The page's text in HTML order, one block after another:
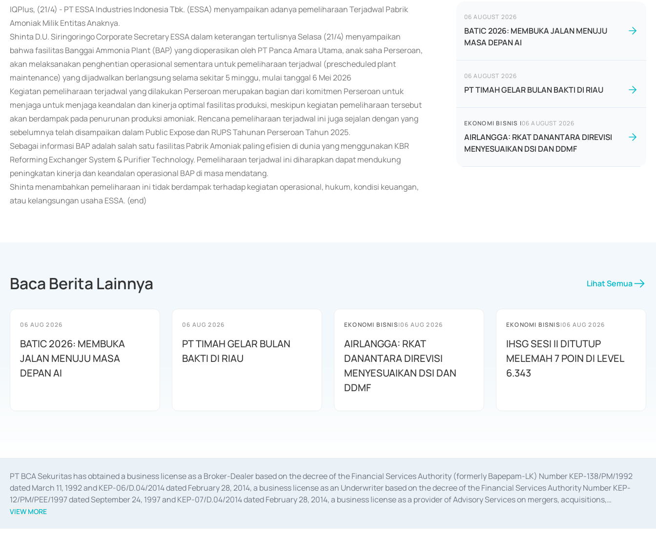
IQPlus, (21/4) - PT ESSA Industries Indonesia Tbk. (ESSA) menyampaikan adanya pemeliharaan Terjadwal Pabrik
Amoniak Milik Entitas Anaknya.
Shinta D.U. Siringoringo Corporate Secretary ESSA dalam keterangan tertulisnya Selasa (21/4) menyampaikan
bahwa fasilitas Banggai Ammonia Plant (BAP) yang dioperasikan oleh PT Panca Amara Utama, anak saha Perseroan,
akan melaksanakan penghentian operasional sementara untuk pemeliharaan terjadwal (prescheduled plant
maintenance) yang dijadwalkan berlangsung selama sekitar 5 minggu, mulai tanggal 6 Mei 2026
Kegiatan pemeliharaan terjadwal yang dilakukan Perseroan merupakan bagian dari komitmen Perseroan untuk
menjaga untuk menjaga keandalan dan kinerja optimal fasilitas produksi, meskipun kegiatan pemeliharaan tersebut
akan berdampak pada penurunan produksi amoniak. Rencana pemeliharaan terjadwal ini juga sejalan dengan yang
sebelumnya telah disampaikan dalam Public Expose dan RUPS Tahunan Perseroan Tahun 2025.
Sebagai informasi BAP adalah salah satu fasilitas Pabrik Amoniak paling efisien di dunia yang menggunakan KBR
Reforming Exchanger System & Purifier Technology. Pemeliharaan terjadwal ini diharapkan dapat mendukung
peningkatan kinerja dan keandalan operasional BAP di masa mendatang.
Shinta menambahkan pemeliharaan ini tidak berdampak terhadap kegiatan operasional, hukum, kondisi keuangan,
atau kelangsungan usaha ESSA. (end)
06 AUGUST 2026
BATIC 2026: MEMBUKA JALAN MENUJU
MASA DEPAN AI
06 AUGUST 2026
PT TIMAH GELAR BULAN BAKTI DI RIAU
EKONOMI BISNIS |06 AUGUST 2026
AIRLANGGA: RKAT DANANTARA DIREVISI
MENYESUAIKAN DSI DAN DDMF
Baca Berita Lainnya Lihat Semua
06 AUG 2026
BATIC 2026: MEMBUKA
JALAN MENUJU MASA
DEPAN AI
06 AUG 2026
PT TIMAH GELAR BULAN
BAKTI DI RIAU
EKONOMI BISNIS|06 AUG 2026
AIRLANGGA: RKAT
DANANTARA DIREVISI
MENYESUAIKAN DSI DAN
DDMF
EKONOMI BISNIS|06 AUG 2026
IHSG SESI II DITUTUP
MELEMAH 7 POIN DI LEVEL
6.343
PT BCA Sekuritas has obtained a business license as a Broker-Dealer based on the decree of the Financial Services Authority (formerly Bapepam-LK) Number KEP-138/PM/1992
dated March 11, 1992 and KEP-06/D.04/2014 dated February 28, 2014, a business license as an Underwriter based on the decree of the Financial Services Authority Number KEP-
12/PM/PEE/1997 dated September 24, 1997 and KEP-07/D.04/2014 dated February 28, 2014, a business license as a provider of Advisory Services on mergers, acquisitions,
divestments, and joint ventures based on the decree of the Financial Services Authority Number S-67/PM.21/2014 dated February 28, 2014, a business license as a provider of
VIEW MORE